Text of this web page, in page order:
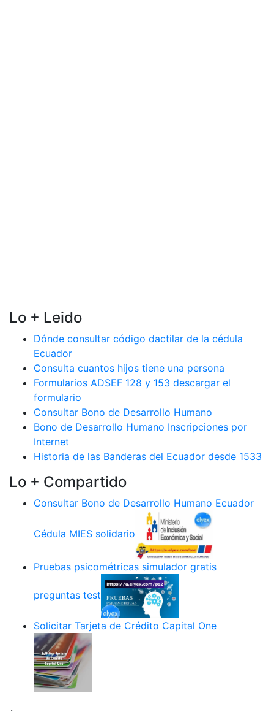
Lo + Leido
Dónde consultar código dactilar de la cédula
Ecuador
Consulta cuantos hijos tiene una persona
Formularios ADSEF 128 y 153 descargar el
formulario
Consultar Bono de Desarrollo Humano
Bono de Desarrollo Humano Inscripciones por
Internet
Historia de las Banderas del Ecuador desde 1533
Lo + Compartido
Consultar Bono de Desarrollo Humano Ecuador
Cédula MIES solidario
Pruebas psicométricas simulador gratis
preguntas test
Solicitar Tarjeta de Crédito Capital One
.